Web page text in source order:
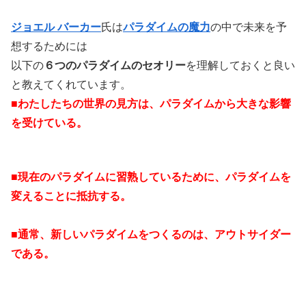
ジョエル バーカー氏はパラダイムの魔力の中で未来を予
想するためには
以下の ６つのパラダイムのセオリーを理解しておくと良い
と教えてくれています。
■わたしたちの世界の見方は、パラダイムから大きな影響
を受けている。
■現在のパラダイムに習熟しているために、パラダイムを
変えることに抵抗する。
■通常、新しいパラダイムをつくるのは、アウトサイダー
である。